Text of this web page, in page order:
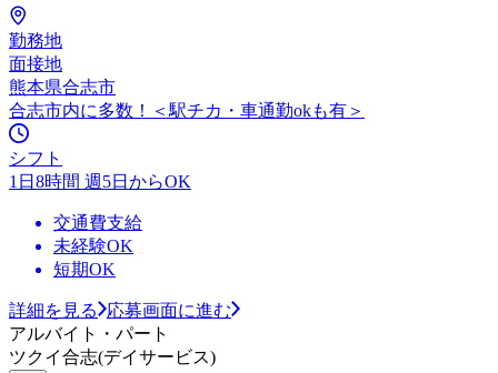
勤務地
面接地
熊本県合志市
合志市内に多数！＜駅チカ・車通勤okも有＞
シフト
1日8時間 週5日からOK
交通費支給
未経験OK
短期OK
詳細を見る
応募画面に進む
アルバイト・パート
ツクイ合志(デイサービス)